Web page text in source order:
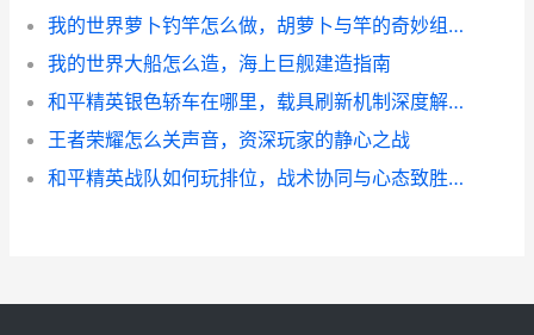
我的世界萝卜钓竿怎么做，胡萝卜与竿的奇妙组合
我的世界大船怎么造，海上巨舰建造指南
和平精英银色轿车在哪里，载具刷新机制深度解析
王者荣耀怎么关声音，资深玩家的静心之战
和平精英战队如何玩排位，战术协同与心态致胜之道